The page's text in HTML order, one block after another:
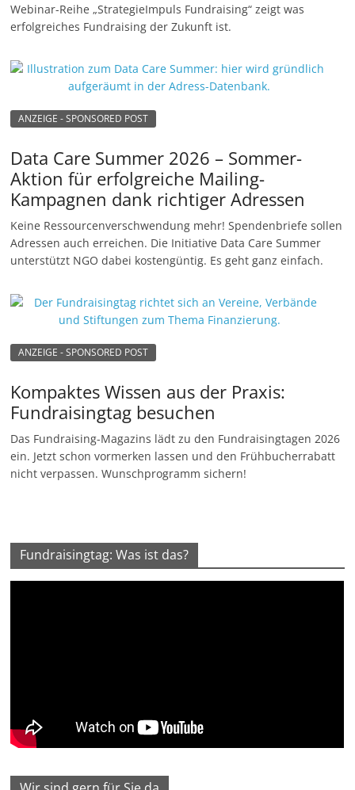
i
f
u
g
n
Webinar-Reihe „StrategieImpuls Fundraising“ zeigt was
erfolgreiches Fundraising der Zukunft ist.
ANZEIGE - SPONSORED POST
Data Care Summer 2026 – Sommer-
Aktion für erfolgreiche Mailing-
Kampagnen dank richtiger Adressen
Keine Ressourcenverschwendung mehr! Spendenbriefe sollen
Adressen auch erreichen. Die Initiative Data Care Summer
unterstützt NGO dabei kostengüntig. Es geht ganz einfach.
ANZEIGE - SPONSORED POST
Kompaktes Wissen aus der Praxis:
Fundraisingtag besuchen
Das Fundraising-Magazins lädt zu den Fundraisingtagen 2026
ein. Jetzt schon vormerken lassen und den Frühbucherrabatt
nicht verpassen. Wunschprogramm sichern!
Fundraisingtag: Was ist das?